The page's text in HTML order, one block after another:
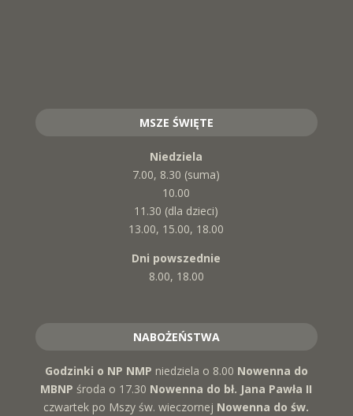
MSZE ŚWIĘTE
Niedziela
7.00, 8.30 (suma)
10.00
11.30 (dla dzieci)
13.00, 15.00, 18.00
Dni powszednie
8.00, 18.00
NABOŻEŃSTWA
Godzinki o NP NMP niedziela o 8.00 Nowenna do
MBNP środa o 17.30 Nowenna do bł. Jana Pawła II
czwartek po Mszy św. wieczornej Nowenna do św.